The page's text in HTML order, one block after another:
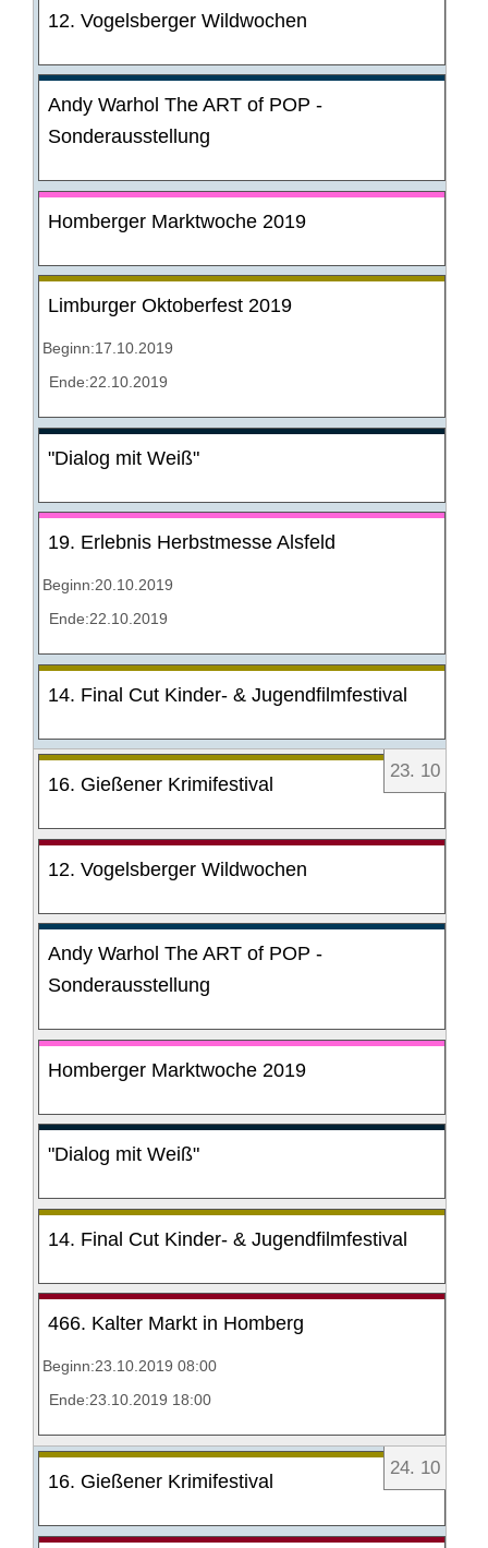
12. Vogelsberger Wildwochen
Andy Warhol The ART of POP -
Sonderausstellung
Homberger Marktwoche 2019
Limburger Oktoberfest 2019
Beginn:17.10.2019
Ende:22.10.2019
"Dialog mit Weiß"
19. Erlebnis Herbstmesse Alsfeld
Beginn:20.10.2019
Ende:22.10.2019
14. Final Cut Kinder- & Jugendfilmfestival
23. 10
16. Gießener Krimifestival
12. Vogelsberger Wildwochen
Andy Warhol The ART of POP -
Sonderausstellung
Homberger Marktwoche 2019
"Dialog mit Weiß"
14. Final Cut Kinder- & Jugendfilmfestival
466. Kalter Markt in Homberg
Beginn:23.10.2019 08:00
Ende:23.10.2019 18:00
24. 10
16. Gießener Krimifestival